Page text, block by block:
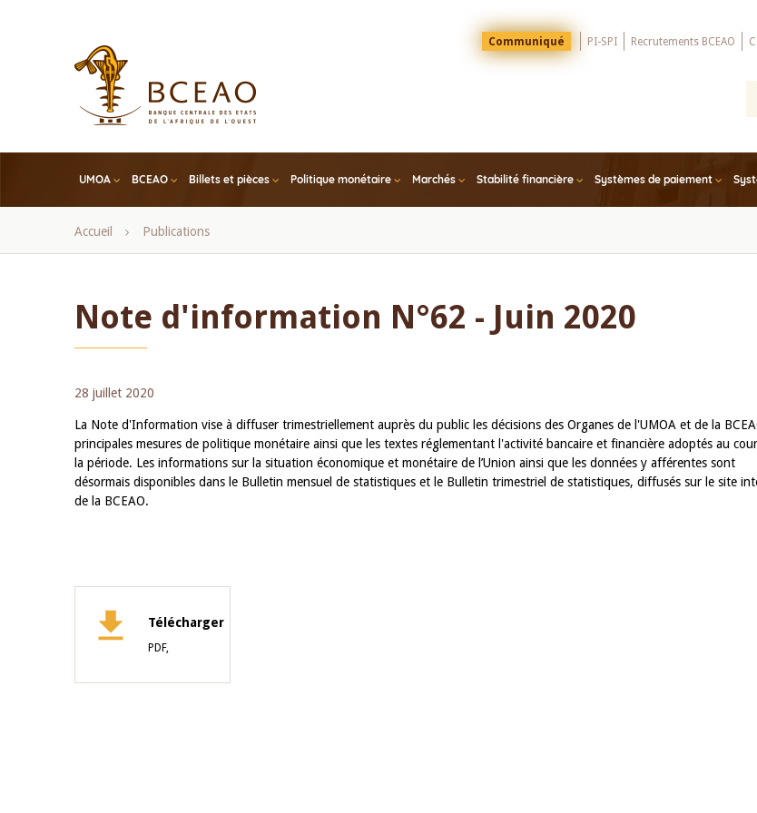
Menu
Top
Communiqué PI-SPI Recrutements BCEAO
UMOA BCEAO Billets et pièces Politique monétaire Marchés Stabilité financière Systèmes de paiement
Fil
Accueil Publications
Note d'information N°62 - Juin 2020
28 juillet 2020
La Note d'Information vise à diffuser trimestriellement auprès du public les décisions des Organes de l'UMOA et de la
principales mesures de politique monétaire ainsi que les textes réglementant l'activité bancaire et financière adoptés au
la période. Les informations sur la situation économique et monétaire de l’Union ainsi que les données y afférentes sont
désormais disponibles dans le Bulletin mensuel de statistiques et le Bulletin trimestriel de statistiques, diffusés sur le site
de la BCEAO.
Télécharger
PDF,